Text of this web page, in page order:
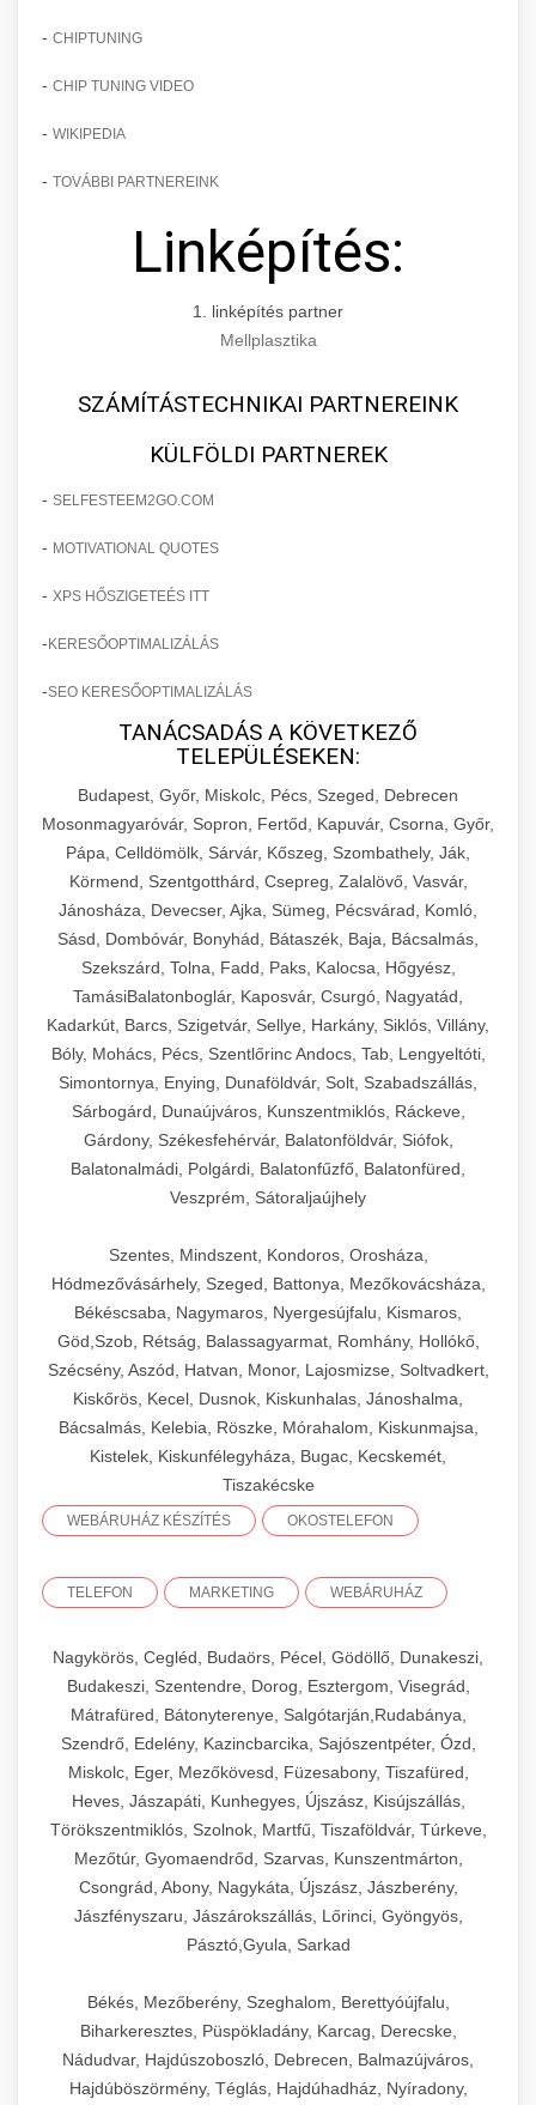
- CHIPTUNING
- CHIP TUNING VIDEO
- WIKIPEDIA
- TOVÁBBI PARTNEREINK
Linképítés:
1. linképítés partner
Mellplasztika
SZÁMÍTÁSTECHNIKAI PARTNEREINK
KÜLFÖLDI PARTNEREK
- SELFESTEEM2GO.COM
- MOTIVATIONAL QUOTES
- XPS HŐSZIGETEÉS ITT
- KERESŐOPTIMALIZÁLÁS
-SEO KERESŐOPTIMALIZÁLÁS
TANÁCSADÁS A KÖVETKEZŐ
TELEPÜLÉSEKEN:
Budapest, Győr, Miskolc, Pécs, Szeged, Debrecen
Mosonmagyaróvár, Sopron, Fertőd, Kapuvár, Csorna, Győr,
Pápa, Celldömölk, Sárvár, Kőszeg, Szombathely, Ják,
Körmend, Szentgotthárd, Csepreg, Zalalövő, Vasvár,
Jánosháza, Devecser, Ajka, Sümeg, Pécsvárad, Komló,
Sásd, Dombóvár, Bonyhád, Bátaszék, Baja, Bácsalmás,
Szekszárd, Tolna, Fadd, Paks, Kalocsa, Hőgyész,
TamásiBalatonboglár, Kaposvár, Csurgó, Nagyatád,
Kadarkút, Barcs, Szigetvár, Sellye, Harkány, Siklós, Villány,
Bóly, Mohács, Pécs, Szentlőrinc Andocs, Tab, Lengyeltóti,
Simontornya, Enying, Dunaföldvár, Solt, Szabadszállás,
Sárbogárd, Dunaújváros, Kunszentmiklós, Ráckeve,
Gárdony, Székesfehérvár, Balatonföldvár, Siófok,
Balatonalmádi, Polgárdi, Balatonfűzfő, Balatonfüred,
Veszprém, Sátoraljaújhely
Szentes, Mindszent, Kondoros, Orosháza,
Hódmezővásárhely, Szeged, Battonya, Mezőkovácsháza,
Békéscsaba, Nagymaros, Nyergesújfalu, Kismaros,
Göd,Szob, Rétság, Balassagyarmat, Romhány, Hollókő,
Szécsény, Aszód, Hatvan, Monor, Lajosmizse, Soltvadkert,
Kiskőrös, Kecel, Dusnok, Kiskunhalas, Jánoshalma,
Bácsalmás, Kelebia, Röszke, Mórahalom, Kiskunmajsa,
Kistelek, Kiskunfélegyháza, Bugac, Kecskemét,
Tiszakécske
WEBÁRUHÁZ KÉSZÍTÉS OKOSTELEFON
TELEFON MARKETING WEBÁRUHÁZ
Nagykörös, Cegléd, Budaörs, Pécel, Gödöllő, Dunakeszi,
Budakeszi, Szentendre, Dorog, Esztergom, Visegrád,
Mátrafüred, Bátonyterenye, Salgótarján,Rudabánya,
Szendrő, Edelény, Kazincbarcika, Sajószentpéter, Ózd,
Miskolc, Eger, Mezőkövesd, Füzesabony, Tiszafüred,
Heves, Jászapáti, Kunhegyes, Újszász, Kisújszállás,
Törökszentmiklós, Szolnok, Martfű, Tiszaföldvár, Túrkeve,
Mezőtúr, Gyomaendrőd, Szarvas, Kunszentmárton,
Csongrád, Abony, Nagykáta, Újszász, Jászberény,
Jászfényszaru, Jászárokszállás, Lőrinci, Gyöngyös,
Pásztó,Gyula, Sarkad
Békés, Mezőberény, Szeghalom, Berettyóújfalu,
Biharkeresztes, Püspökladány, Karcag, Derecske,
Nádudvar, Hajdúszoboszló, Debrecen, Balmazújváros,
Hajdúböszörmény, Téglás, Hajdúhadház, Nyíradony,